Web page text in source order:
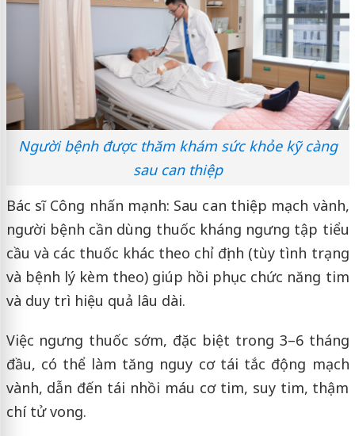
Người bệnh được thăm khám sức khỏe kỹ càng
sau can thiệp
Bác sĩ Công nhấn mạnh: Sau can thiệp mạch vành,
người bệnh cần dùng thuốc kháng ngưng tập tiểu
cầu và các thuốc khác theo chỉ định (tùy tình trạng
và bệnh lý kèm theo) giúp hồi phục chức năng tim
và duy trì hiệu quả lâu dài.
Việc ngưng thuốc sớm, đặc biệt trong 3–6 tháng
đầu, có thể làm tăng nguy cơ tái tắc động mạch
vành, dẫn đến tái nhồi máu cơ tim, suy tim, thậm
chí tử vong.